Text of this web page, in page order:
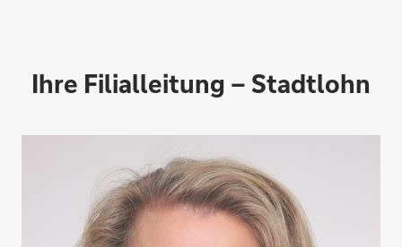
Ihre Filialleitung – Stadtlohn